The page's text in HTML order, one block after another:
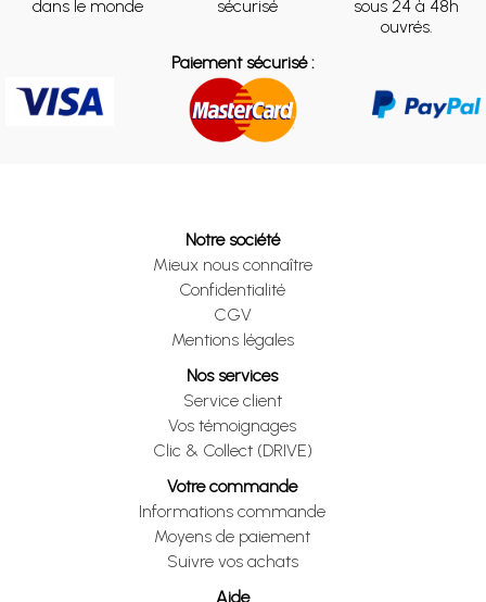
dans le monde
sécurisé
sous 24 à 48h
ouvrés.
Paiement sécurisé :
Notre société
Mieux nous connaître
Confidentialité
CGV
Mentions légales
Nos services
Service client
Vos témoignages
Clic & Collect (DRIVE)
Votre commande
Informations commande
Moyens de paiement
Suivre vos achats
Aide